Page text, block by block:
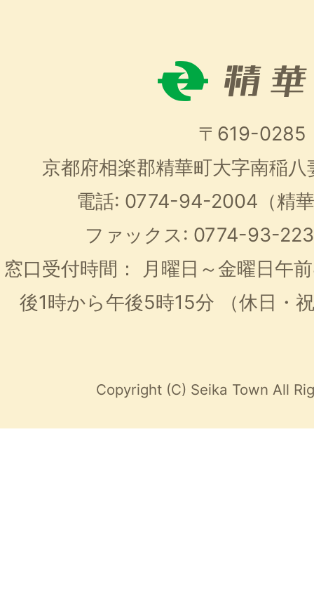
〒619-0285
京都府相楽郡精華町大字南稲
電話: 0774-94-2004（精
ファックス: 0774-93-
窓口受付時間：
月曜日～金曜日午
後1時から午後5時15分
（休日・
Copyright (C) Seika Town All